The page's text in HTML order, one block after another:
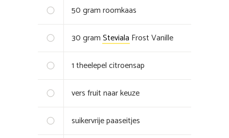
50gramroomkaas
30gramSteviala Frost Vanille
1theelepelcitroensap
vers fruit naar keuze
suikervrije paaseitjes